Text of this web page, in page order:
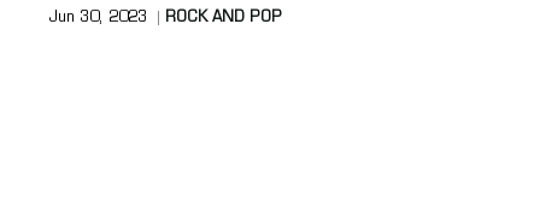
Jun 30, 2023 ROCK AND POP